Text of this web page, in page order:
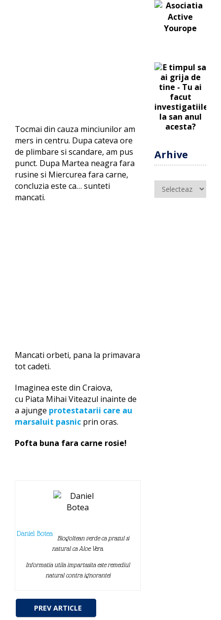
Tocmai din cauza minciunilor am
mers in centru. Dupa cateva ore
de plimbare si scandare, am pus
punct. Dupa Martea neagra fara
rusine si Miercurea fara carne,
concluzia este ca… sunteti
mancati.
Mancati orbeti, pana la primavara
tot cadeti.
Imaginea este din Craiova,
cu Piata Mihai Viteazul inainte de
a ajunge protestatarii care au
marsaluit pasnic prin oras.
Pofta buna fara carne rosie!
Daniel Botea
Blogoltean verde ca prazul si
natural ca Aloe Vera.
Informatia utila impartasita este remediul
natural contra ignorantei
PREV ARTICLE
Arhive
Arhive